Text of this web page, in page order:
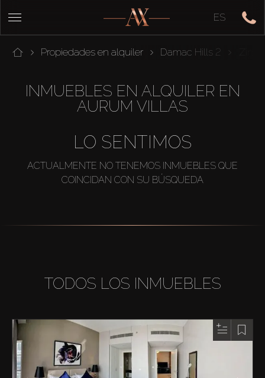
ES
Propiedades en alquiler Damac Hills 2
INMUEBLES EN ALQUILER EN
AURUM VILLAS
LO SENTIMOS
ACTUALMENTE NO TENEMOS INMUEBLES QUE
COINCIDAN CON SU BÚSQUEDA
TODOS LOS INMUEBLES